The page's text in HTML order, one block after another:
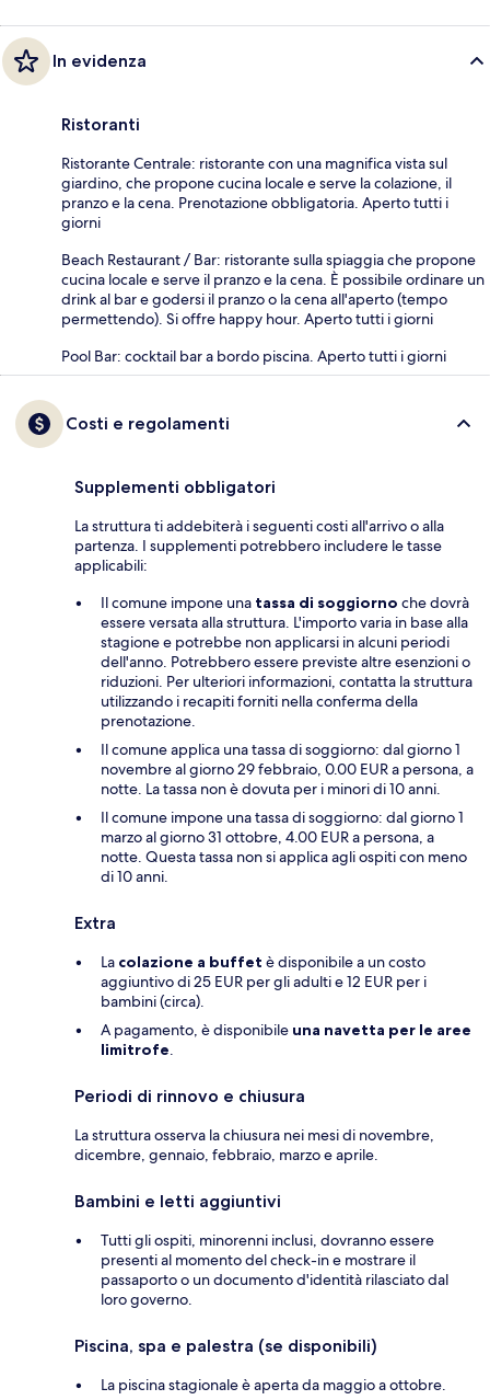
In evidenza
Ristoranti
Ristorante Centrale: ristorante con una magnifica vista sul
giardino, che propone cucina locale e serve la colazione, il
pranzo e la cena. Prenotazione obbligatoria. Aperto tutti i
giorni
Beach Restaurant / Bar: ristorante sulla spiaggia che propone
cucina locale e serve il pranzo e la cena. È possibile ordinare un
drink al bar e godersi il pranzo o la cena all'aperto (tempo
permettendo). Si offre happy hour. Aperto tutti i giorni
Pool Bar: cocktail bar a bordo piscina. Aperto tutti i giorni
Costi e regolamenti
Supplementi obbligatori
La struttura ti addebiterà i seguenti costi all'arrivo o alla
partenza. I supplementi potrebbero includere le tasse
applicabili:
Il comune impone una tassa di soggiorno che dovrà
essere versata alla struttura. L'importo varia in base alla
stagione e potrebbe non applicarsi in alcuni periodi
dell'anno. Potrebbero essere previste altre esenzioni o
riduzioni. Per ulteriori informazioni, contatta la struttura
utilizzando i recapiti forniti nella conferma della
prenotazione.
Il comune applica una tassa di soggiorno: dal giorno 1
novembre al giorno 29 febbraio, 0.00 EUR a persona, a
notte. La tassa non è dovuta per i minori di 10 anni.
Il comune impone una tassa di soggiorno: dal giorno 1
marzo al giorno 31 ottobre, 4.00 EUR a persona, a
notte. Questa tassa non si applica agli ospiti con meno
di 10 anni.
Extra
La colazione a buffet è disponibile a un costo
aggiuntivo di 25 EUR per gli adulti e 12 EUR per i
bambini (circa).
A pagamento, è disponibile una navetta per le aree
limitrofe.
Periodi di rinnovo e chiusura
La struttura osserva la chiusura nei mesi di novembre,
dicembre, gennaio, febbraio, marzo e aprile.
Bambini e letti aggiuntivi
Tutti gli ospiti, minorenni inclusi, dovranno essere
presenti al momento del check-in e mostrare il
passaporto o un documento d'identità rilasciato dal
loro governo.
Piscina, spa e palestra (se disponibili)
La piscina stagionale è aperta da maggio a ottobre.